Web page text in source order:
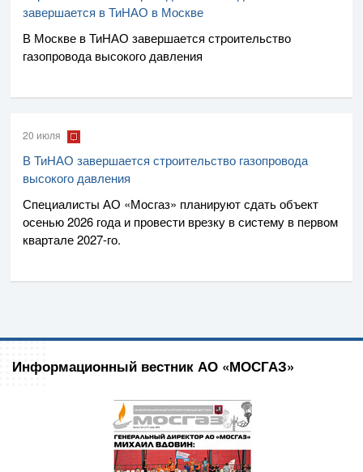
завершается в ТиНАО в Москве
В Москве в ТиНАО завершается строительство
газопровода высокого давления
20 июля
В ТиНАО завершается строительство газопровода
высокого давления
Специалисты АО «Мосгаз» планируют сдать объект
осенью 2026 года и провести врезку в систему в первом
квартале2027-го.
Информационный вестник АО «МОСГАЗ»